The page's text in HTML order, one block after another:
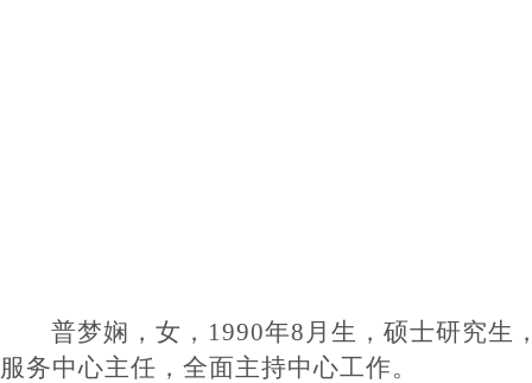
普梦娴，女， 1990年8月生，硕士研究生
服务中心主任 ，全面主持中心工作。